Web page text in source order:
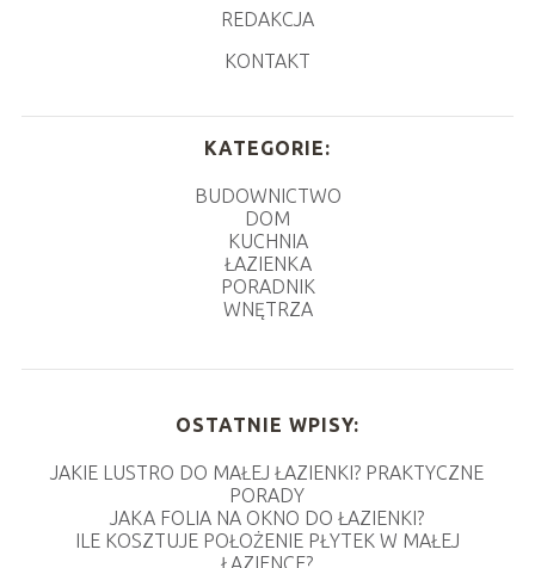
REDAKCJA
KONTAKT
KATEGORIE:
BUDOWNICTWO
DOM
KUCHNIA
ŁAZIENKA
PORADNIK
WNĘTRZA
OSTATNIE WPISY:
JAKIE LUSTRO DO MAŁEJ ŁAZIENKI? PRAKTYCZNE
PORADY
JAKA FOLIA NA OKNO DO ŁAZIENKI?
ILE KOSZTUJE POŁOŻENIE PŁYTEK W MAŁEJ
ŁAZIENCE?